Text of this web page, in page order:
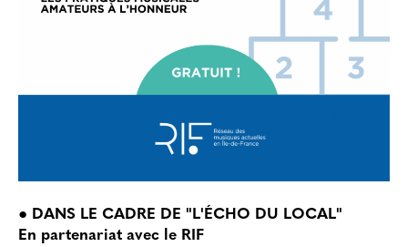
● DANS LE CADRE DE "L'ÉCHO DU LOCAL"
En partenariat avec le RIF